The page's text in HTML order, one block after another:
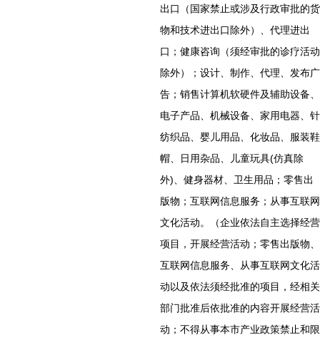
出口（国家禁止或涉及行政审批的货
物和技术进出口除外）、代理进出
口；健康咨询（须经审批的诊疗活动
除外）；设计、制作、代理、发布广
告；销售计算机软硬件及辅助设备、
电子产品、机械设备、家用电器、针
纺织品、婴儿用品、化妆品、服装鞋
帽、日用杂品、儿童玩具(仿真除
外)、健身器材、卫生用品；零售出
版物；互联网信息服务；从事互联网
文化活动。（企业依法自主选择经营
项目，开展经营活动；零售出版物、
互联网信息服务、从事互联网文化活
动以及依法须经批准的项目，经相关
部门批准后依批准的内容开展经营活
动；不得从事本市产业政策禁止和限